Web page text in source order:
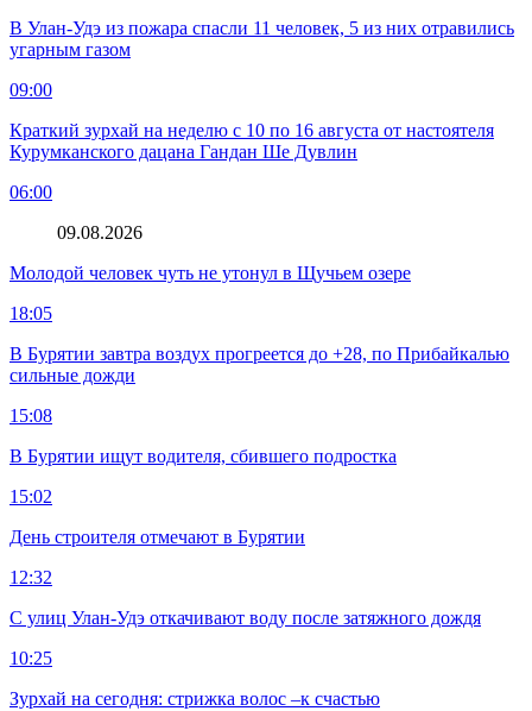
В Улан-Удэ из пожара спасли 11 человек, 5 из них отравились
угарным газом
09:00
Краткий зурхай на неделю с 10 по 16 августа от настоятеля
Курумканского дацана Гандан Ше Дувлин
06:00
09.08.2026
Молодой человек чуть не утонул в Щучьем озере
18:05
В Бурятии завтра воздух прогреется до +28, по Прибайкалью
сильные дожди
15:08
В Бурятии ищут водителя, сбившего подростка
15:02
День строителя отмечают в Бурятии
12:32
С улиц Улан-Удэ откачивают воду после затяжного дождя
10:25
Зурхай на сегодня: стрижка волос –к счастью